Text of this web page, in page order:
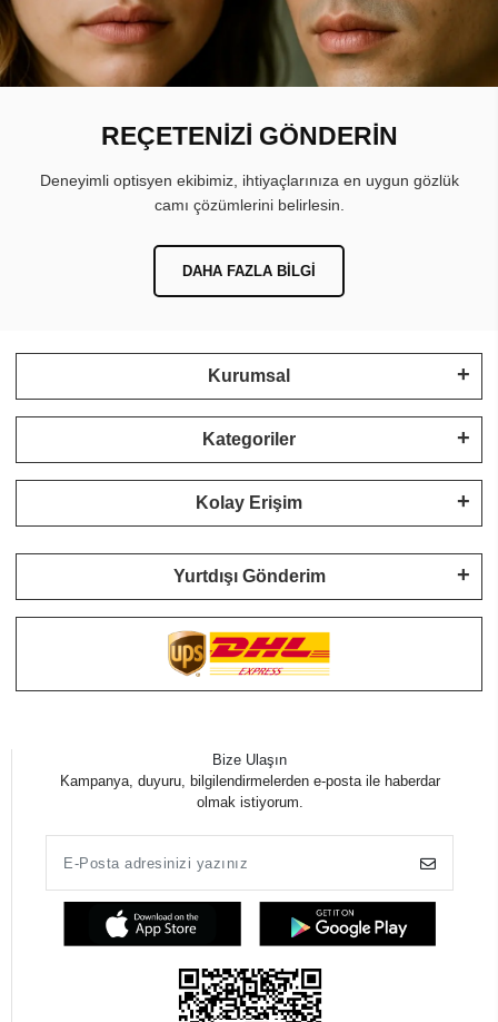
REÇETENİZİ GÖNDERİN
Deneyimli optisyen ekibimiz, ihtiyaçlarınıza en uygun gözlük
camı çözümlerini belirlesin.
DAHA FAZLA BILGI
Kurumsal
Kategoriler
Kolay Erişim
Yurtdışı Gönderim
Bize Ulaşın
Kampanya, duyuru, bilgilendirmelerden e-posta ile haberdar
olmak istiyorum.